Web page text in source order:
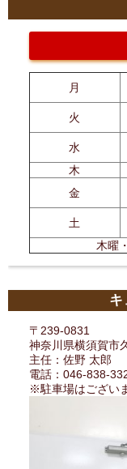
月
火
水
木
金
土
木曜
キ
〒239-0831
神奈川県横須賀市
主任：佐野 太郎
電話：046-838-
※駐車場はござい